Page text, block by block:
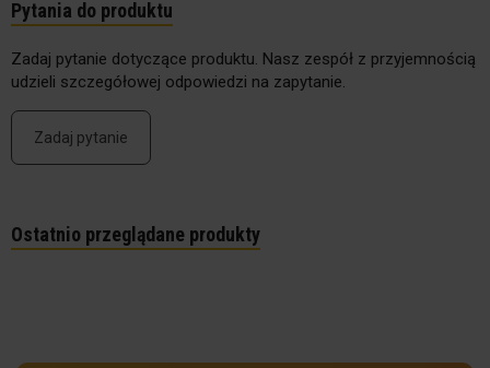
Pytania do produktu
Zadaj pytanie dotyczące produktu. Nasz zespół z przyjemnością
udzieli szczegółowej odpowiedzi na zapytanie.
Zadaj pytanie
Ostatnio przeglądane produkty